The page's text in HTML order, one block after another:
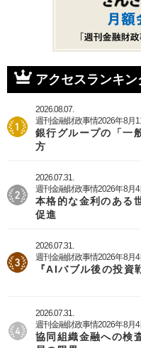
アクセスランキン
2026.08.07.
週刊金融財政事情2026年8月
銀行グループの「一
方
2026.07.31.
週刊金融財政事情2026年8月
本格的な金利のある
促進
2026.07.31.
週刊金融財政事情2026年8月
『AIバブル後の投資
2026.07.31.
週刊金融財政事情2026年8月
協同組織金融への検